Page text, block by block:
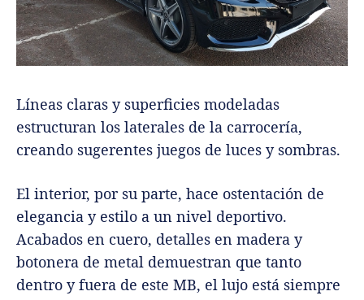
Líneas claras y superficies modeladas
estructuran los laterales de la carrocería,
creando sugerentes juegos de luces y sombras.
El interior, por su parte, hace ostentación de
elegancia y estilo a un nivel deportivo.
Acabados en cuero, detalles en madera y
botonera de metal demuestran que tanto
dentro y fuera de este MB, el lujo está siempre